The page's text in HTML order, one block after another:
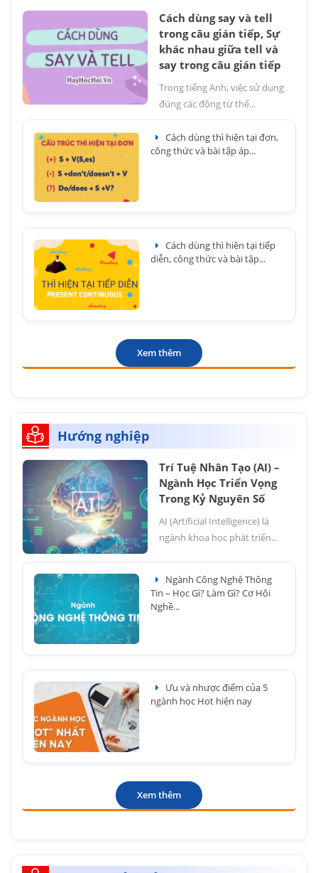
Cách dùng say và tell
trong câu gián tiếp, Sự
khác nhau giữa tell và
say trong câu gián tiếp
Trong tiếng Anh, việc sử dụng
đúng các động từ thể...
Cách dùng thì hiện tại đơn,
công thức và bài tập áp...
Cách dùng thì hiện tại tiếp
diễn, công thức và bài tập...
Xem thêm
Hướng nghiệp
Trí Tuệ Nhân Tạo (AI) –
Ngành Học Triển Vọng
Trong Kỷ Nguyên Số
AI (Artificial Intelligence) là
ngành khoa học phát triển...
Ngành Công Nghệ Thông
Tin – Học Gì? Làm Gì? Cơ Hội
Nghề...
Ưu và nhược điểm của 5
ngành học Hot hiện nay
Xem thêm